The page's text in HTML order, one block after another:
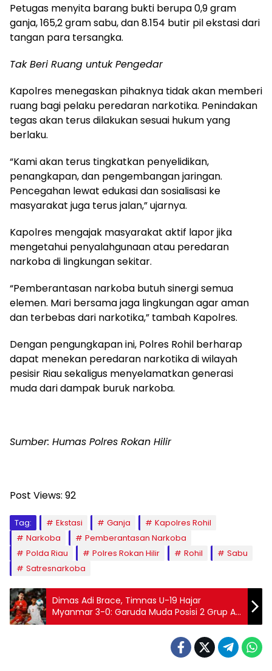
Petugas menyita barang bukti berupa 0,9 gram
ganja, 165,2 gram sabu, dan 8.154 butir pil ekstasi dari
tangan para tersangka.
Tak Beri Ruang untuk Pengedar
Kapolres menegaskan pihaknya tidak akan memberi
ruang bagi pelaku peredaran narkotika. Penindakan
tegas akan terus dilakukan sesuai hukum yang
berlaku.
“Kami akan terus tingkatkan penyelidikan,
penangkapan, dan pengembangan jaringan.
Pencegahan lewat edukasi dan sosialisasi ke
masyarakat juga terus jalan,” ujarnya.
Kapolres mengajak masyarakat aktif lapor jika
mengetahui penyalahgunaan atau peredaran
narkoba di lingkungan sekitar.
“Pemberantasan narkoba butuh sinergi semua
elemen. Mari bersama jaga lingkungan agar aman
dan terbebas dari narkotika,” tambah Kapolres.
Dengan pengungkapan ini, Polres Rohil berharap
dapat menekan peredaran narkotika di wilayah
pesisir Riau sekaligus menyelamatkan generasi
muda dari dampak buruk narkoba.
Sumber: Humas Polres Rokan Hilir
Post Views: 92
Tag: Ekstasi Ganja
Kapolres Rohil
Narkoba
Pemberantasan Narkoba
Polda Riau
Polres Rokan Hilir Rohil
Sabu
Satresnarkoba
Dimas Adi Brace, Timnas U-19 Hajar
Myanmar 3-0: Garuda Muda Posisi 2 Grup A
Piala AFF U-19